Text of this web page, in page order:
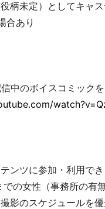
柄未定）としてキャ
合あり
中のボイスコミック
ンツに参加・利用で
での女性（事務所の有
撮影のスケジュールを